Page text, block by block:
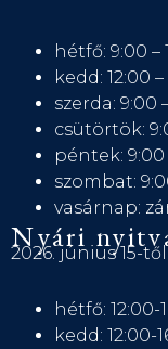
hétfő: 9:00 –
kedd: 12:00 –
szerda: 9:00
csütörtök:
péntek: 9:00
szombat:
vasárnap:
Nyári
2026. június 15-
hétfő: 12:00-
kedd: 12:00-